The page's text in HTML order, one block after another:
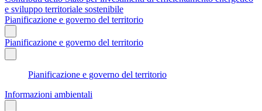
e sviluppo territoriale sostenibile
Pianificazione e governo del territorio
Pianificazione e governo del territorio
Pianificazione e governo del territorio
Informazioni ambientali